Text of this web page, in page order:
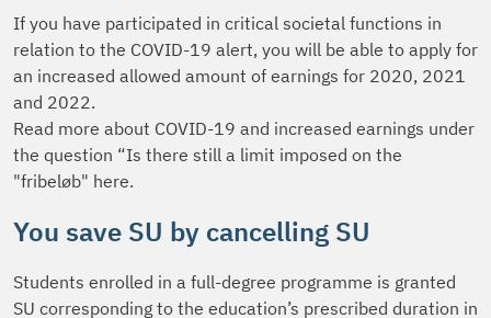
If you have participated in critical societal functions in
relation to the COVID-19 alert, you will be able to apply for
an increased allowed amount of earnings for 2020, 2021
and 2022.
Read more about COVID-19 and increased earnings under
the question “Is there still a limit imposed on the
"fribeløb" here.
You save SU by cancelling SU
Students enrolled in a full-degree programme is granted
SU corresponding to the education’s prescribed duration in